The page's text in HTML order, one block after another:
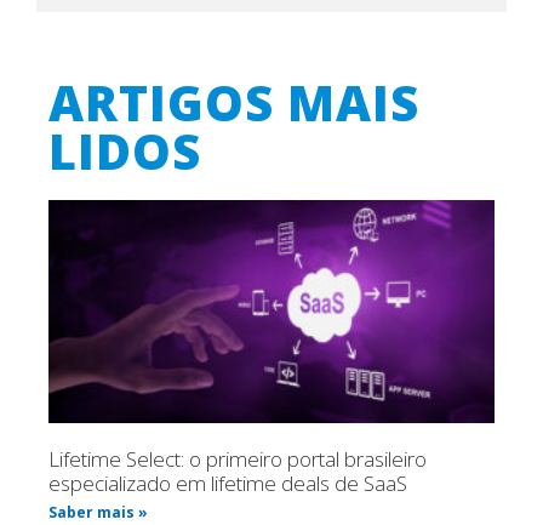
ARTIGOS MAIS
LIDOS
Lifetime Select: o primeiro portal brasileiro
especializado em lifetime deals de SaaS
Saber mais »